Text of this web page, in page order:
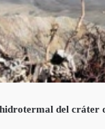
del